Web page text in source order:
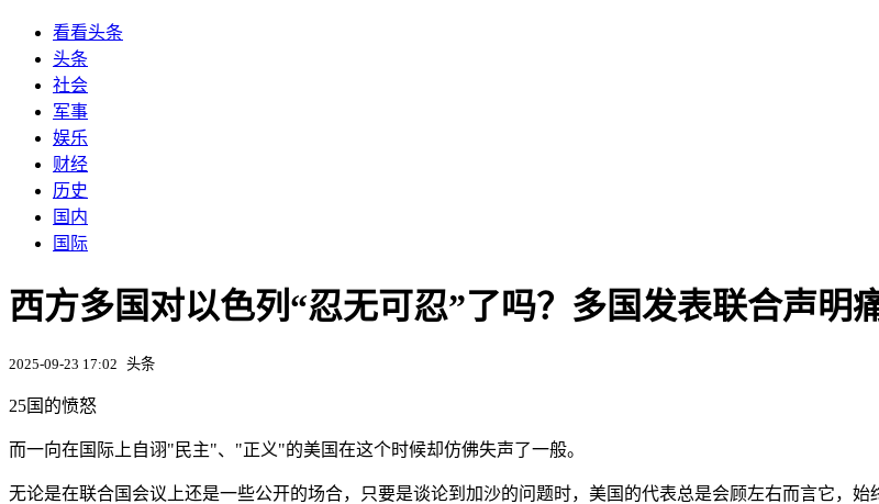
看看头条
头条
社会
军事
娱乐
财经
历史
国内
国际
西方多国对以色列“忍无可忍”了吗？多国发表联合声明
2025-09-23 17:02 头条
25国的愤怒
而一向在国际上自诩"民主"、"正义"的美国在这个时候却仿佛失声了一般。
无论是在联合国会议上还是一些公开的场合，只要是谈论到加沙的问题时，美国的代表总是会顾左右而言它，始